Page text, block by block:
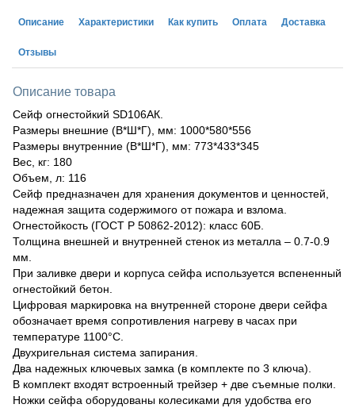
Описание Характеристики Как купить Оплата Доставка
Отзывы
Описание товара
Сейф огнестойкий SD106АК.
Размеры внешние (В*Ш*Г), мм: 1000*580*556
Размеры внутренние (В*Ш*Г), мм: 773*433*345
Вес, кг: 180
Объем, л: 116
Сейф предназначен для хранения документов и ценностей,
надежная защита содержимого от пожара и взлома.
Огнестойкость (ГОСТ Р 50862-2012): класс 60Б.
Толщина внешней и внутренней стенок из металла – 0.7-0.9
мм.
При заливке двери и корпуса сейфа используется вспененный
огнестойкий бетон.
Цифровая маркировка на внутренней стороне двери сейфа
обозначает время сопротивления нагреву в часах при
температуре 1100°С.
Двухригельная система запирания.
Два надежных ключевых замка (в комплекте по 3 ключа).
В комплект входят встроенный трейзер + две съемные полки.
Ножки сейфа оборудованы колесиками для удобства его